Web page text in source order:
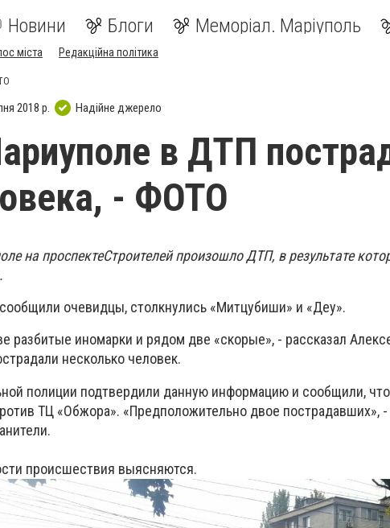
Новини Блоги Меморіал. Маріуполь
міста Редакційна політика
2018 р. Надійне джерело
в ДТП
- ФОТО
на проспектеСтроителей произошло ДТП, в результате
очевидцы, столкнулись «Митцубиши» и «Деу».
разбитые иномарки и рядом две «скорые», - рассказал
несколько человек.
полиции подтвердили данную информацию и сообщили,
ТЦ «Обжора». «Предположительно двое пострадавших»,
происшествия выясняются.